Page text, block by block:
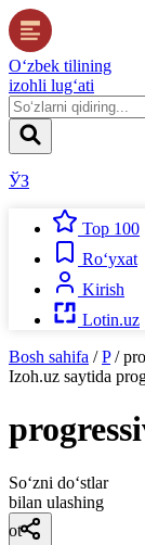
O‘zbek tilining
izohli lug‘ati
ЎЗ
Top 100
Ro‘yxat
Kirish
Lotin.uz
Bosh sahifa / P /
Izoh.uz saytida
So‘zni do‘stlar
bilan ulashing
ot